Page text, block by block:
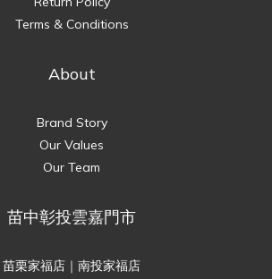
Terms & Conditions
About
Brand Story
Our Values
Our Team
苗中彰投雲嘉門市
苗栗家福店｜南投家福店